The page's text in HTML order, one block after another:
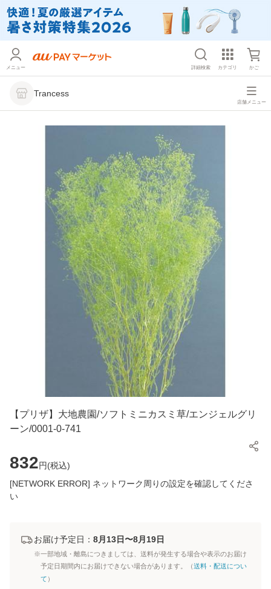
メニュー 詳細検索 カテゴリ かご
Trancess
店舗メニュー
【プリザ】大地農園/ソフトミニカスミ草/エンジェルグリ
ーン/0001-0-741
832円(税込)
[NETWORK ERROR] ネットワーク周りの設定を確認してくださ
い
お届け予定日： 8月13日〜8月19日
※一部地域・離島につきましては、送料が発生する場合や表示のお届け
予定日期間内にお届けできない場合があります。（送料・配送につい
て ）